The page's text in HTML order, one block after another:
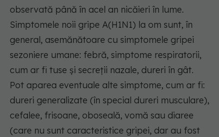
observată până în acel an nicăieri în lume.
Simptomele noii gripe A(H1N1) la om sunt, în
general, asemănătoare cu simptomele gripei
sezoniere umane: febră, simptome respiratorii,
cum ar fi tuse și secreții nazale, dureri în gât.
Pot aparea eventuale alte simptome, cum ar fi:
dureri generalizate (în special dureri musculare),
cefalee, frisoane, oboseală, vomă sau diaree
(care nu sunt caracteristice gripei, dar au fost